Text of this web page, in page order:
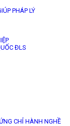
PHÁP LÝ
ĐLS
CHỈ HÀNH NGHỀ